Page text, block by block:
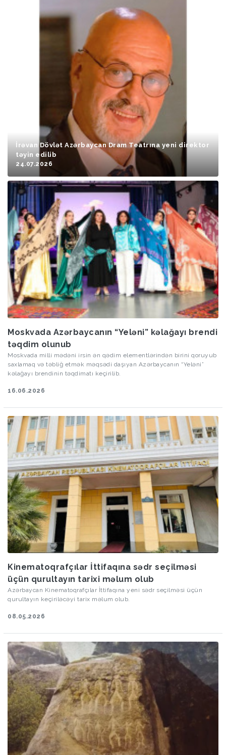
İrəvan Dövlət Azərbaycan Dram Teatrına yeni direktor
təyin edilib
24.07.2026
Moskvada Azərbaycanın “Yeləni” kəlağayı brendi
təqdim olunub
Moskvada milli mədəni irsin ən qədim elementlərindən birini qoruyub
saxlamaq və təbliğ etmək məqsədi daşıyan Azərbaycanın “Yeləni”
kəlağayı brendinin təqdimatı keçirilib.
16.06.2026
Kinematoqrafçılar İttifaqına sədr seçilməsi
üçün qurultayın tarixi məlum olub
Azərbaycan Kinematoqrafçılar İttifaqına yeni sədr seçilməsi üçün
qurultayın keçiriləcəyi tarix məlum olub.
08.05.2026